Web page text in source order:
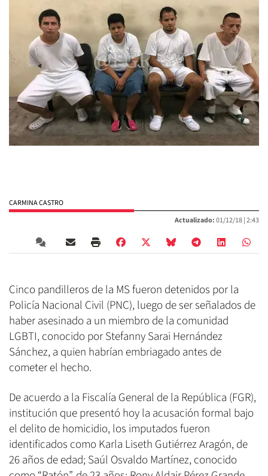
CARMINA CASTRO
Actualizado:01/12/18 |2:43
Cinco pandilleros de la MS fueron detenidos por la
Policía Nacional Civil (PNC), luego de ser señalados de
haber asesinado a un miembro de la comunidad
LGBTI, conocido por Stefanny Sarai Hernández
Sánchez, a quien habrían embriagado antes de
cometer el hecho.
De acuerdo a la Fiscalía General de la República (FGR),
institución que presentó hoy la acusación formal bajo
el delito de homicidio, los imputados fueron
identificados como Karla Liseth Gutiérrez Aragón, de
26 años de edad; Saúl Osvaldo Martínez, conocido